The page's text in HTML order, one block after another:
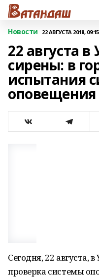
Новости 22 АВГУСТА 2018, 09:15
22 августа
сирены: в
испытания
оповещения
Сегодня, 22 августа,
проверка системы